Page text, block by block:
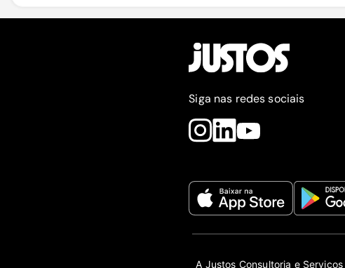
Siga nas redes sociais
A Justos Consultoria e